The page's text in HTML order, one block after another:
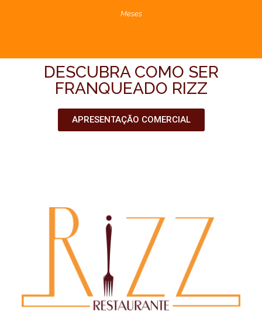
Meses
DESCUBRA COMO SER
FRANQUEADO RIZZ
APRESENTAÇÃO COMERCIAL